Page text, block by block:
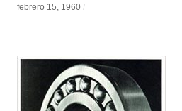
febrero 15, 1960 /
febrero 15, 1960 /